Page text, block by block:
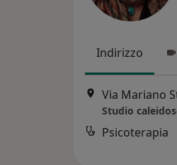
Indirizzo
Via Mariano
Studio
Psicoterapia